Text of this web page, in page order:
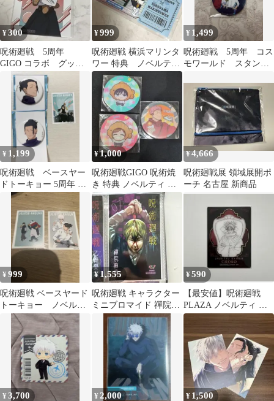
¥300
呪術廻戦 5周年
GIGO コラボ グッズ
購入特典 ブロマイ
ド 釘崎野薔薇
¥999
呪術廻戦 横浜マリンタ
ワー 特典 ノベルテ
ィ チケット風カード
2年ズ 乙骨憂太
¥ 1,499
呪術廻戦 5周年 コス
モワールド スタンプ
ジ 五条 悟
¥ 1,199
呪術廻戦 ベースヤー
ドトーキョー 5周年 雑
誌版権C 缶バッジ 夏油
¥1,000
呪術廻戦GIGO 呪術焼
き 特典 ノベルティ コ
ースター
¥4,666
呪術廻戦展 領域展開ポ
ーチ 名古屋 新商品
¥999
呪術廻戦 ベースヤード
トーキョー ノベルテ
ィ 2枚セット
¥1,555
呪術廻戦 キャラクター
ミニブロマイド 禪院直
哉 ジャンプショップ ジ
ャンショ
¥590
【最安値】呪術廻戦
PLAZA ノベルティ ク
リアカード 脹相
¥3,700 ¥ 2,000 ¥ 1,500